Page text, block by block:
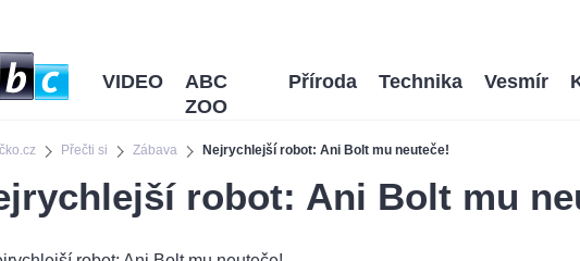
Přečti si Zábava Nejrychlejší robot: Ani Bolt mu neuteče!
VIDEO
ABC
ZOO
Příroda Technika Vesmír
robot: Ani Bolt mu